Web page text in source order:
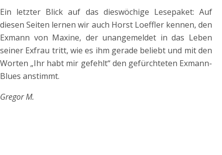
Ein letzter Blick auf das dieswöchige Lesepaket: Auf
diesen Seiten lernen wir auch Horst Loeffler kennen, den
Exmann von Maxine, der unangemeldet in das Leben
seiner Exfrau tritt, wie es ihm gerade beliebt und mit den
Worten „Ihr habt mir gefehlt“ den gefürchteten Exmann-
Blues anstimmt.
Gregor M.